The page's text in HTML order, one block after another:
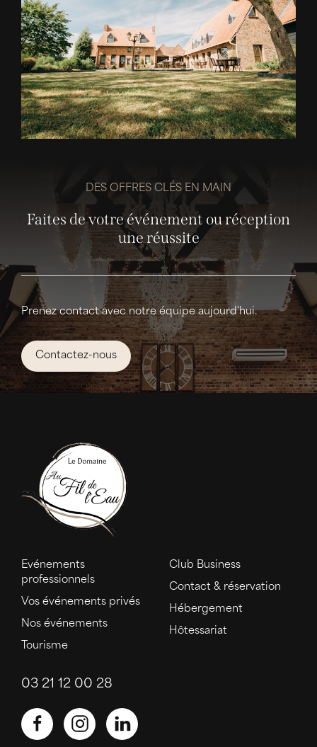
DES OFFRES CLÉS EN MAIN
Faites de votre événement ou réception
une réussite
Prenez contact avec notre équipe aujourd'hui.
Contactez-nous
Evénements
professionnels
Vos événements privés
Nos événements
Tourisme
Club Business
Contact & réservation
Hébergement
Hôtessariat
03 21 12 00 28